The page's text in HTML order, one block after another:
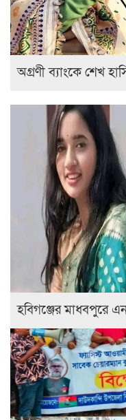
অগ্রণী ব্যাংকে শেখ
হবিগঞ্জের মাধবপুরে